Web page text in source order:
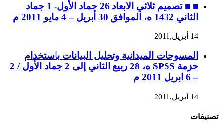
■ ■ تصميم ثلاثي الابعاد 26 جماد الأول- 1 جماد
الثاني 1432 ه، الموافق 30 أبريل – 4 مايو 2011 م
14 أبريل,2011
المسوحات الميدانية وتحليل البيانات باستخدام
حزمة SPSS ه، 28 ربيع الثاني إلى 2 جماد الأول / 2
– 6 ابريل 2011 م
14 أبريل,2011
تصنيفات